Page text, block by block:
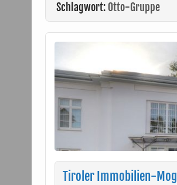
Schlagwort: Otto-Gruppe
Tiroler Immobilien-